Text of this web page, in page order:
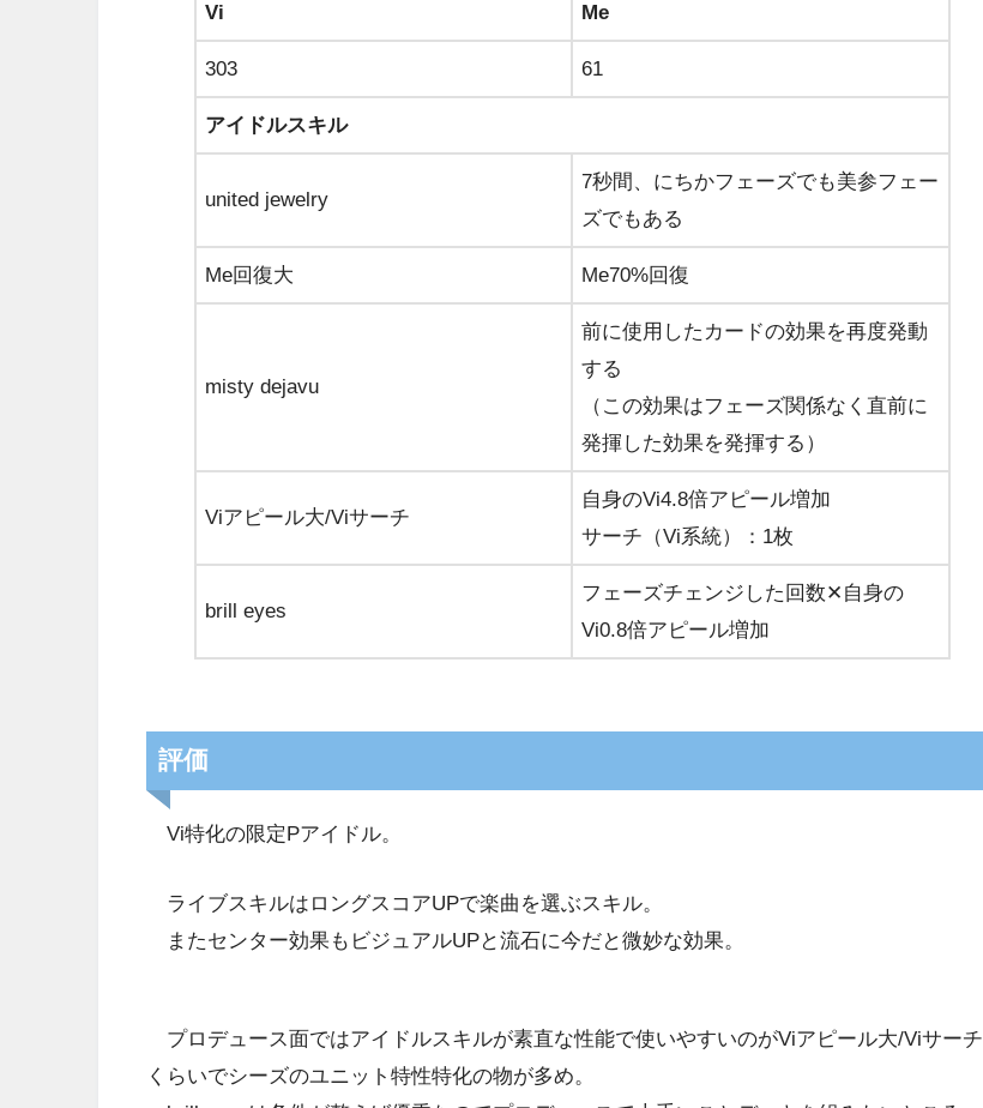
Vi Me
303 61
アイドルスキル
united jewelry
7秒間、にちかフェーズでも美参フェー
ズでもある
Me回復大 Me70%回復
misty dejavu
前に使用したカードの効果を再度発動
する
（この効果はフェーズ関係なく直前に
発揮した効果を発揮する）
Viアピール大/Viサーチ
自身のVi4.8倍アピール増加
サーチ（Vi系統）：1枚
brill eyes
フェーズチェンジした回数✕自身の
Vi0.8倍アピール増加
評価
Vi特化の限定Pアイドル。
ライブスキルはロングスコアUPで楽曲を選ぶスキル。
またセンター効果もビジュアルUPと流石に今だと微妙な効果。
プロデュース面ではアイドルスキルが素直な性能で使いやすいのがViアピール大/Viサーチ
くらいでシーズのユニット特性特化の物が多め。